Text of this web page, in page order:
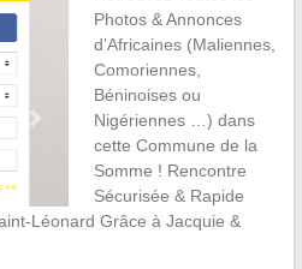
Photos & Annonces
d’Africaines (Maliennes,
Comoriennes,
Béninoises ou
Nigériennes …) dans
cette Commune de la
Somme ! Rencontre
Sécurisée & Rapide
Léonard Grâce à Jacquie &